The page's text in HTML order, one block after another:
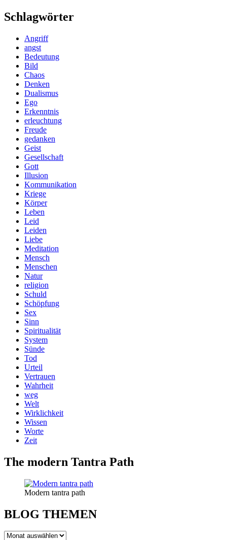
Schlagwörter
Angriff
angst
Bedeutung
Bild
Chaos
Denken
Dualismus
Ego
Erkenntnis
erleuchtung
Freude
gedanken
Geist
Gesellschaft
Gott
Illusion
Kommunikation
Kriege
Körper
Leben
Leid
Leiden
Liebe
Meditation
Mensch
Menschen
Natur
religion
Schuld
Schöpfung
Sex
Sinn
Spiritualität
System
Sünde
Tod
Urteil
Vertrauen
Wahrheit
weg
Welt
Wirklichkeit
Wissen
Worte
Zeit
The modern Tantra Path
Modern tantra path
BLOG THEMEN
BLOG